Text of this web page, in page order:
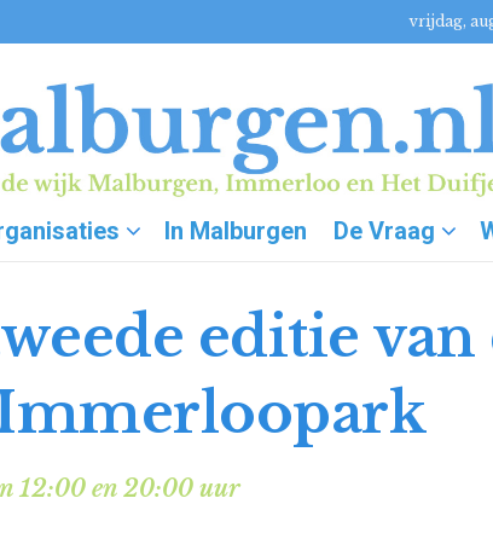
vrijdag,
In Malburgen De Vraag
editie van
12:00 en 20:00 uur